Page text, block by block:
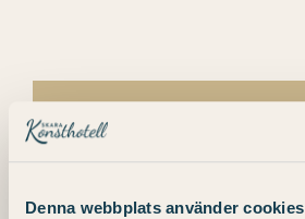
Denna webbplats använder cookies